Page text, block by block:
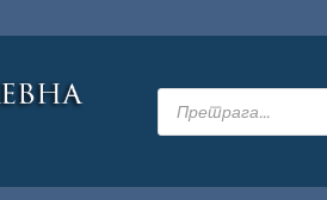
Products
search